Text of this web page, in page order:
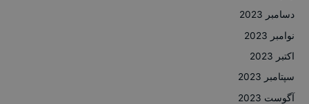
دسامبر 2023
نوامبر 2023
اکتبر 2023
سپتامبر 2023
آگوست 2023